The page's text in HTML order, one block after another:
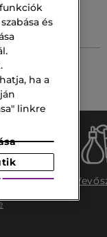
Vitamin
és
ha a
linkre